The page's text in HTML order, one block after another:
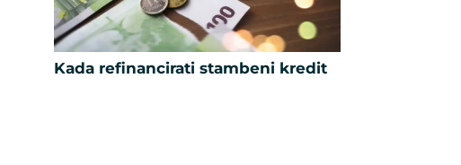
Kada refinancirati stambeni kredit